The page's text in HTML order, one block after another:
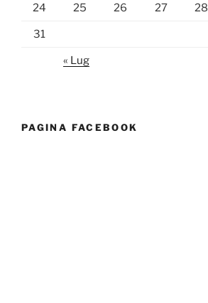
24 25 26 27 28
31
« Lug
PAGINA FACEBOOK